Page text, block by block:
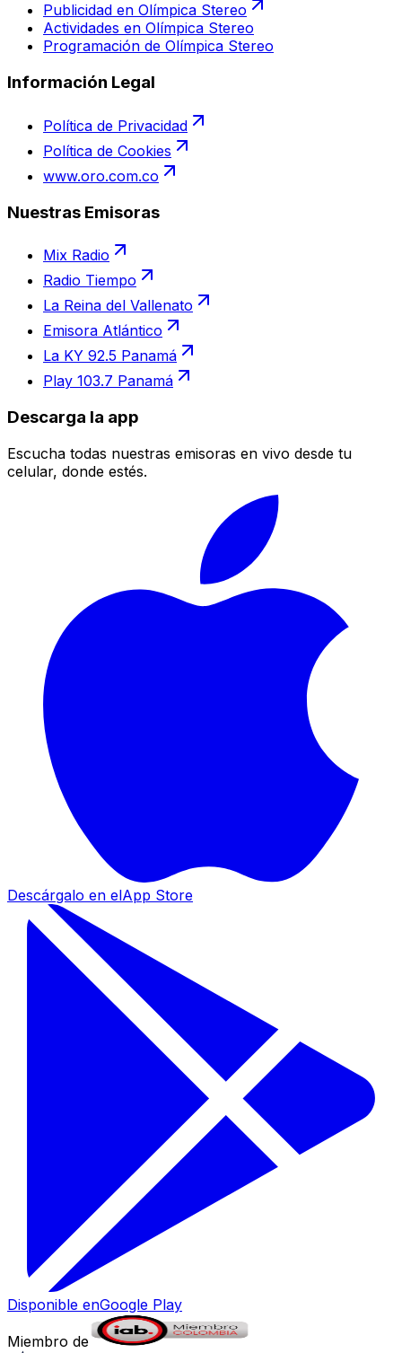
Publicidad en Olímpica Stereo
Actividades en Olímpica Stereo
Programación de Olímpica Stereo
Información Legal
Política de Privacidad
Política de Cookies
www.oro.com.co
Nuestras Emisoras
Mix Radio
Radio Tiempo
La Reina del Vallenato
Emisora Atlántico
La KY 92.5 Panamá
Play 103.7 Panamá
Descarga la app
Escucha todas nuestras emisoras en vivo desde tu
celular, donde estés.
Descárgalo en elApp Store
Disponible enGoogle Play
Miembro de